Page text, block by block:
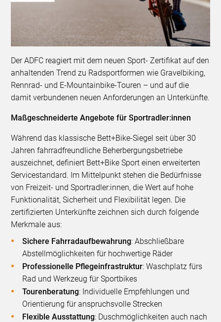
Der ADFC reagiert mit dem neuen Sport- Zertifikat auf den
anhaltenden Trend zu Radsportformen wie Gravelbiking,
Rennrad- und E-Mountainbike-Touren – und auf die
damit verbundenen neuen Anforderungen an Unterkünfte.
Maßgeschneiderte Angebote für Sportradler:innen
Während das klassische Bett+Bike-Siegel seit über 30
Jahren fahrradfreundliche Beherbergungsbetriebe
auszeichnet, definiert Bett+Bike Sport einen erweiterten
Servicestandard. Im Mittelpunkt stehen die Bedürfnisse
von Freizeit- und Sportradler:innen, die Wert auf hohe
Funktionalität, Sicherheit und Flexibilität legen. Die
zertifizierten Unterkünfte zeichnen sich durch folgende
Merkmale aus:
Sichere Fahrradaufbewahrung: Abschließbare
Abstellmöglichkeiten für hochwertige Räder
Professionelle Pflegeinfrastruktur: Waschplatz fürs
Rad und Werkzeug für Sportbikes
Tourenberatung: Individuelle Empfehlungen und
Orientierung für anspruchsvolle Strecken
Flexible Ausstattung: Duschmöglichkeiten auch nach